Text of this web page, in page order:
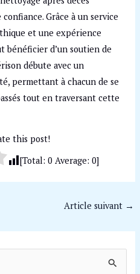
Grâce à un service
et une expérience
bénéficier d’un soutien de
débute avec un
permettant à chacun de se
tout en traversant cette
this post!
[Total: 0Average: 0]
Article suivant →